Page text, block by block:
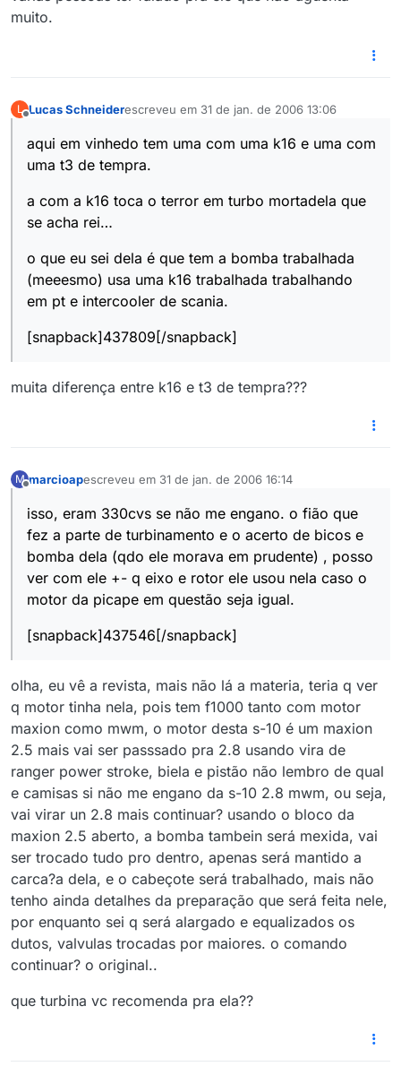
muito.
L Lucas Schneiderescreveu em 31 de jan. de 2006 13:06
última edição por
aqui em vinhedo tem uma com uma k16 e uma com
uma t3 de tempra.
a com a k16 toca o terror em turbo mortadela que
se acha rei…
o que eu sei dela é que tem a bomba trabalhada
(meeesmo) usa uma k16 trabalhada trabalhando
em pt e intercooler de scania.
[snapback]437809[/snapback]
muita diferença entre k16 e t3 de tempra???
M marcioapescreveu em 31 de jan. de 2006 16:14
última edição por
isso, eram 330cvs se não me engano. o fião que
fez a parte de turbinamento e o acerto de bicos e
bomba dela (qdo ele morava em prudente) , posso
ver com ele +- q eixo e rotor ele usou nela caso o
motor da picape em questão seja igual.
[snapback]437546[/snapback]
olha, eu vê a revista, mais não lá a materia, teria q ver
q motor tinha nela, pois tem f1000 tanto com motor
maxion como mwm, o motor desta s-10 é um maxion
2.5 mais vai ser passsado pra 2.8 usando vira de
ranger power stroke, biela e pistão não lembro de qual
e camisas si não me engano da s-10 2.8 mwm, ou seja,
vai virar un 2.8 mais continuar? usando o bloco da
maxion 2.5 aberto, a bomba tambein será mexida, vai
ser trocado tudo pro dentro, apenas será mantido a
carca?a dela, e o cabeçote será trabalhado, mais não
tenho ainda detalhes da preparação que será feita nele,
por enquanto sei q será alargado e equalizados os
dutos, valvulas trocadas por maiores. o comando
continuar? o original..
que turbina vc recomenda pra ela??